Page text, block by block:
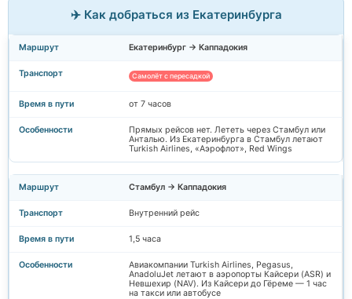
✈️ Как добраться из Екатеринбурга
Екатеринбург → Каппадокия
Самолёт с пересадкой
от 7 часов
Прямых рейсов нет. Лететь через Стамбул или
Анталью. Из Екатеринбурга в Стамбул летают
Turkish Airlines, «Аэрофлот», Red Wings
Стамбул → Каппадокия
Внутренний рейс
1,5 часа
Авиакомпании Turkish Airlines, Pegasus,
AnadoluJet летают в аэропорты Кайсери (ASR) и
Невшехир (NAV). Из Кайсери до Гёреме — 1 час
на такси или автобусе